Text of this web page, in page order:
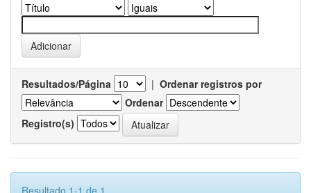
Resultados/Página | Ordenar registros por
Ordenar
Registro(s)
Resultado 1-1 de 1.